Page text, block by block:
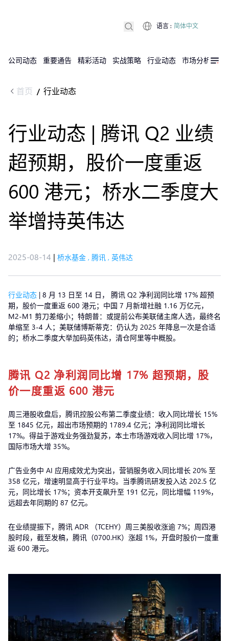
公司动态 重要通告 精彩活动 实战策略 行业动态 市场分析
语言 : 简体中文
首页 / 行业动态
行业动态 | 腾讯 Q2 业绩
超预期，股价一度重返
600 港元；桥水二季度大
举增持英伟达
2025-08-14 | 桥水基金 , 腾讯 , 英伟达
行业动态 | 8 月 13 日至 14 日， 腾讯 Q2 净利润同比增 17% 超预
期，股价一度重返 600 港元；中国 7 月新增社融 1.16 万亿元，
M2-M1 剪刀差缩小；特朗普：或提前公布美联储主席人选，最终名
单缩至 3-4 人；美联储博斯蒂克：仍认为 2025 年降息一次是合适
的；桥水二季度大举加码英伟达，清仓阿里等中概股。
腾讯 Q2 净利润同比增 17% 超预期，股
价一度重返 600 港元
周三港股收盘后，腾讯控股公布第二季度业绩：收入同比增长 15%
至 1845 亿元，超出市场预期的 1789.4 亿元；净利润同比增长
17%。得益于游戏业务强劲复苏，本土市场游戏收入同比增 17%，
国际市场大增 35%。
广告业务中 AI 应用成效尤为突出，营销服务收入同比增长 20% 至
358 亿元，增速明显高于行业平均。当季腾讯研发投入达 202.5 亿
元，同比增长 17%；资本开支飙升至 191 亿元，同比增幅 119%，
远超去年同期的 87 亿元。
在业绩提振下，腾讯 ADR （TCEHY）周三美股收涨逾 7%；周四港
股时段，截至发稿，腾讯（0700.HK）涨超 1%，开盘时股价一度重
返 600 港元。